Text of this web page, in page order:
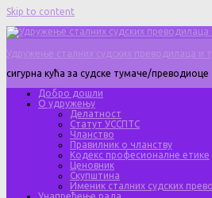
Skip to content
Удружење сталних судских преводилаца и
сигурна кућа за судске тумаче/преводиоце
Добро дошли
О удружењу
Делатност
Статут УССПТС
Чланство
Правилник о чланству
Кодекс професионалне етике
Ценовник
Скупштина
Именик сталних судских